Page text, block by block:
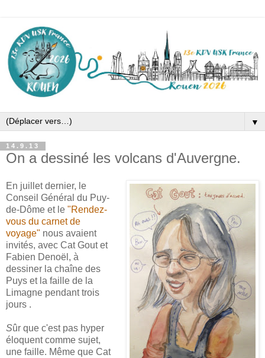
▼
14.9.13
On a dessiné les volcans d'Auvergne.
En juillet dernier, le
Conseil Général du Puy-
de-Dôme et le "Rendez-
vous du carnet de
voyage" nous avaient
invités, avec Cat Gout et
Fabien Denoël, à
dessiner la chaîne des
Puys et la faille de la
Limagne pendant trois
jours .
Sûr que c'est pas hyper
éloquent comme sujet,
une faille. Même que Cat